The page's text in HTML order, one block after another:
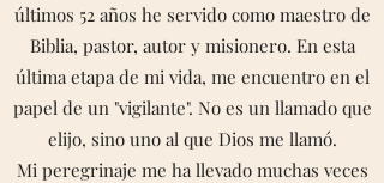
últimos 52 años he servido como maestro de
Biblia, pastor, autor y misionero. En esta
última etapa de mi vida, me encuentro en el
papel de un "vigilante". No es un llamado que
elijo, sino uno al que Dios me llamó.
Mi peregrinaje me ha llevado muchas veces